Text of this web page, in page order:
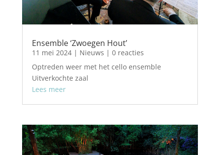
Ensemble ‘Zwoegen Hout’
11 mei 2024| Nieuws | 0 reacties
Optreden weer met het cello ensemble
Uitverkochte zaal
Lees meer